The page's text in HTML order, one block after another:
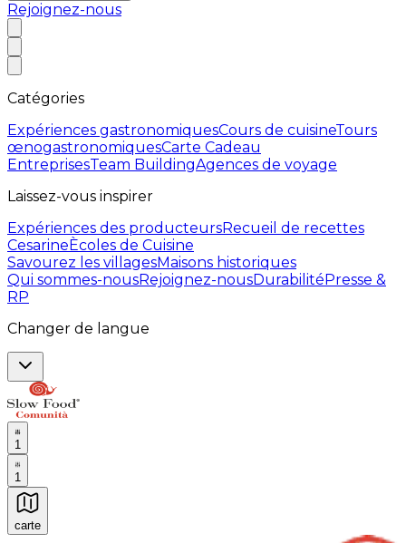
Rejoignez-nous
Catégories
Expériences gastronomiquesCours de cuisineTours
œnogastronomiquesCarte Cadeau
EntreprisesTeam BuildingAgences de voyage
Laissez-vous inspirer
Expériences des producteursRecueil de recettes
CesarineÈcoles de Cuisine
Savourez les villagesMaisons historiques
Qui sommes-nousRejoignez-nousDurabilitéPresse &
RP
Changer de langue
1
1
carte